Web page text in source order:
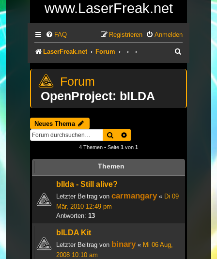
www.LaserFreak.net
FAQ Anmelden
Registrieren
LaserFreak.net Forum
OpenProject: bILDA
Neues Thema
Suche
4 Themen • Seite 1 von 1
Themen
bIlda - Still alive?
Letzter Beitrag von carmangary« Di 09
Mär, 2010 12:49 pm
Antworten: 13
bILDA Kit
Letzter Beitrag von binary« Mi 06 Aug,
2008 10:10 am